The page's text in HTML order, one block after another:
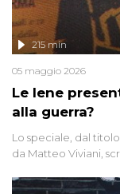
Le Iene
alla guerra?
215 min
05 maggio 2026
Lo speciale, dal
da Matteo Viviani,
di settore - su